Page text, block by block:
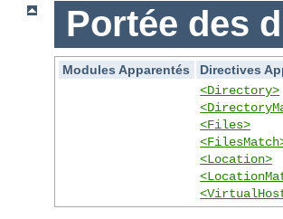
Portée des
Modules Apparentés
Directives
<Directory>
<Files>
<Location>